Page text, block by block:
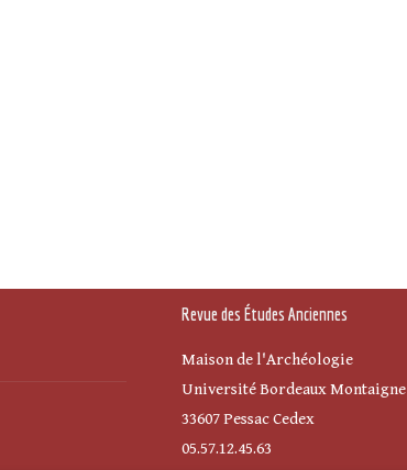
Revue des Études Anciennes
Maison de l'Archéologie
Université Bordeaux Montaigne
33607 Pessac Cedex
05.57.12.45.63